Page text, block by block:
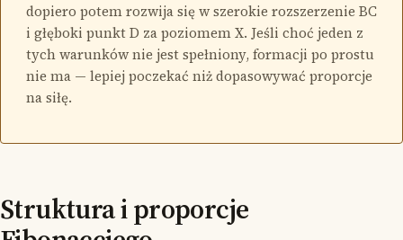
dopiero potem rozwija się w szerokie rozszerzenie BC
i głęboki punkt D za poziomem X. Jeśli choć jeden z
tych warunków nie jest spełniony, formacji po prostu
nie ma — lepiej poczekać niż dopasowywać proporcje
na siłę.
Struktura i proporcje